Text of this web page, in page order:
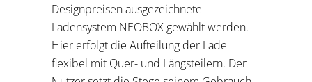
Designpreisen ausgezeichnete
Ladensystem NEOBOX gewählt werden.
Hier erfolgt die Aufteilung der Lade
flexibel mit Quer- und Längsteilern. Der